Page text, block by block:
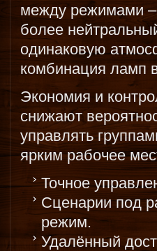
между режимами –
более
одинаковую
комбинация ламп
Экономия и
снижают
управлять
ярким рабочее
Точное
Сценарии под
режим.
Удалённый